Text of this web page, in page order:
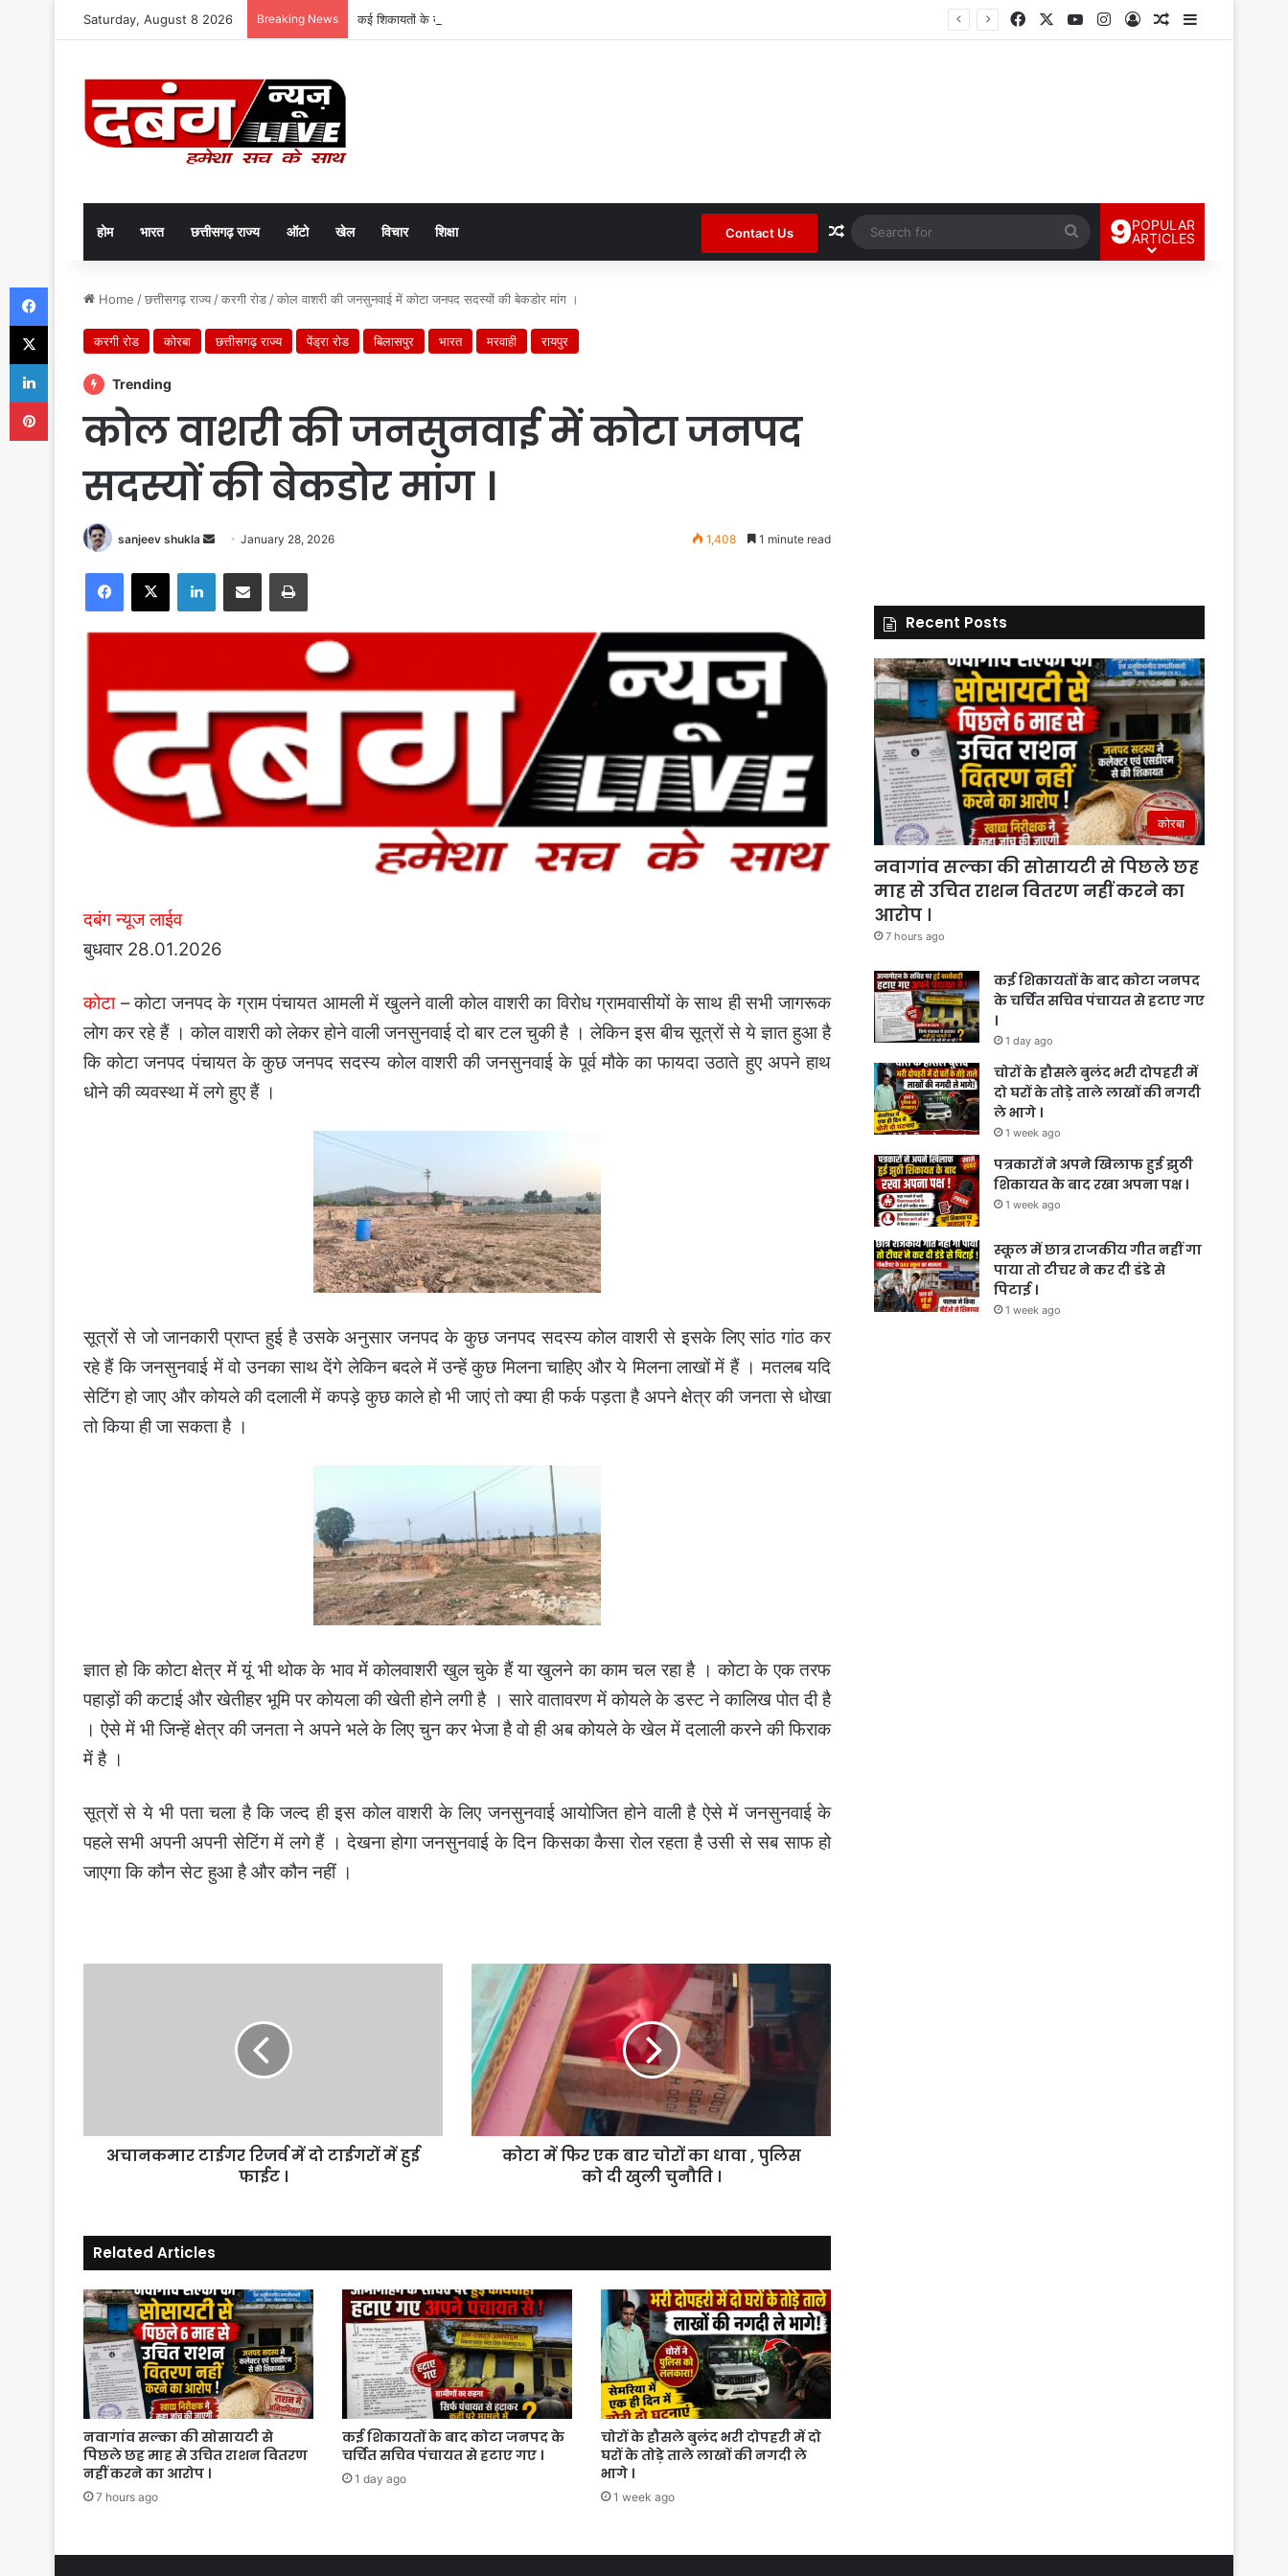
Saturday, August 8 2026 Breaking News कई शिकायतों के बाद कोटा जनपद के चर्चित सचिव पंचायत से हटाए गए । FacebookYouTubeInstagram
Log InRandom Article
Sidebar
होम भारत छत्तीसगढ़ राज्य ऑटो खेल विचार शिक्षा Contact Us Random Article
Search
for
9POPULAR
ARTICLES
Home /छत्तीसगढ़ राज्य /करगी रोड /कोल वाशरी की जनसुनवाई में कोटा जनपद सदस्यों की बेकडोर मांग ।
करगी रोड कोरबा छत्तीसगढ़ राज्य पेंड्रा रोड बिलासपुर भारत मरवाही रायपुर
Trending
कोल वाशरी की जनसुनवाई में कोटा जनपद
सदस्यों की बेकडोर मांग ।
sanjeev shukla
Send
email
January 28, 2026 1,408 1 minute read
Facebook
X LinkedInShare via Email Print
दबंग न्यूज लाईव
बुधवार 28.01.2026
कोटा– कोटा जनपद के ग्राम पंचायत आमली में खुलने वाली कोल वाशरी का विरोध ग्रामवासीयों के साथ ही सभी जागरूक
लोग कर रहे हैं । कोल वाशरी को लेकर होने वाली जनसुनवाई दो बार टल चुकी है । लेकिन इस बीच सूत्रों से ये ज्ञात हुआ है
कि कोटा जनपद पंचायत के कुछ जनपद सदस्य कोल वाशरी की जनसुनवाई के पूर्व मौके का फायदा उठाते हुए अपने हाथ
धोने की व्यवस्था में लगे हुए हैं ।
सूत्रों से जो जानकारी प्राप्त हुई है उसके अनुसार जनपद के कुछ जनपद सदस्य कोल वाशरी से इसके लिए सांठ गांठ कर
रहे हैं कि जनसुनवाई में वो उनका साथ देंगे लेकिन बदले में उन्हें कुछ मिलना चाहिए और ये मिलना लाखों में हैं । मतलब यदि
सेटिंग हो जाए और कोयले की दलाली में कपड़े कुछ काले हो भी जाएं तो क्या ही फर्क पड़ता है अपने क्षेत्र की जनता से धोखा
तो किया ही जा सकता है ।
ज्ञात हो कि कोटा क्षेत्र में यूं भी थोक के भाव में कोलवाशरी खुल चुके हैं या खुलने का काम चल रहा है । कोटा के एक तरफ
पहाड़ों की कटाई और खेतीहर भूमि पर कोयला की खेती होने लगी है । सारे वातावरण में कोयले के डस्ट ने कालिख पोत दी है
। ऐसे में भी जिन्हें क्षेत्र की जनता ने अपने भले के लिए चुन कर भेजा है वो ही अब कोयले के खेल में दलाली करने की फिराक
में है ।
सूत्रों से ये भी पता चला है कि जल्द ही इस कोल वाशरी के लिए जनसुनवाई आयोजित होने वाली है ऐसे में जनसुनवाई के
पहले सभी अपनी अपनी सेटिंग में लगे हैं । देखना होगा जनसुनवाई के दिन किसका कैसा रोल रहता है उसी से सब साफ हो
जाएगा कि कौन सेट हुआ है और कौन नहीं ।
फाईट
अचानकमार टाईगर रिजर्व में दो टाईगरों में हुई
फाईट ।
फिर
बार
चोरों
का
धावा
,
चुनौति
कोटा में फिर एक बार चोरों का धावा , पुलिस
को दी खुली चुनौति ।
Related Articles
नवागांव सल्का की सोसायटी से
पिछले छह माह से उचित राशन वितरण
नहीं करने का आरोप ।
7 hours ago
कई शिकायतों के बाद कोटा जनपद के
चर्चित सचिव पंचायत से हटाए गए ।
1 day ago
चोरों के हौसले बुलंद भरी दोपहरी में दो
घरों के तोड़े ताले लाखों की नगदी ले
भागे ।
1 week ago
Recent Posts
कोरबा
नवागांव सल्का की सोसायटी से पिछले छह
माह से उचित राशन वितरण नहीं करने का
आरोप ।
7 hours ago
कई शिकायतों के बाद कोटा जनपद
के चर्चित सचिव पंचायत से हटाए गए
।
1 day ago
चोरों के हौसले बुलंद भरी दोपहरी में
दो घरों के तोड़े ताले लाखों की नगदी
ले भागे ।
1 week ago
पत्रकारों ने अपने खिलाफ हुई झुठी
शिकायत के बाद रखा अपना पक्ष ।
1 week ago
स्कूल में छात्र राजकीय गीत नहीं गा
पाया तो टीचर ने कर दी डंडे से
पिटाई ।
1 week ago
Facebook
X
LinkedIn
Pinterest